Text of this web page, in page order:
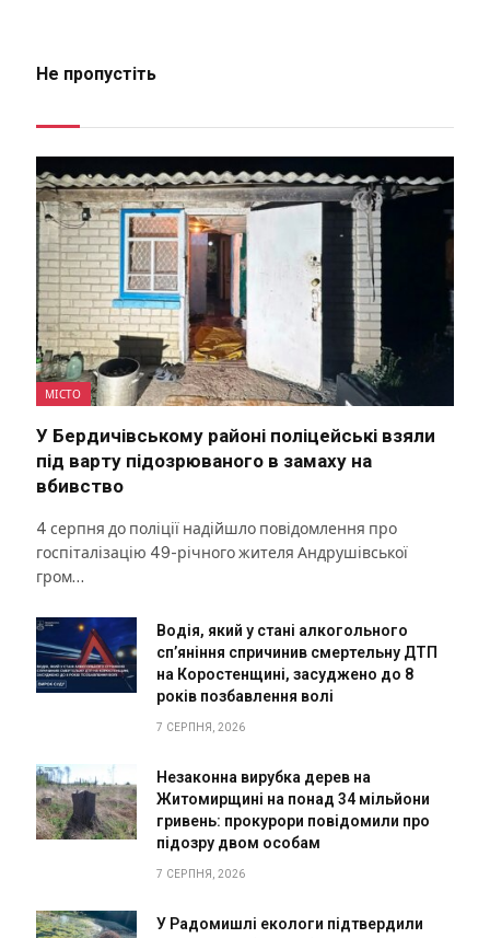
Не пропустіть
МІСТО
У Бердичівському районі поліцейські взяли
під варту підозрюваного в замаху на
вбивство
4 серпня до поліції надійшло повідомлення про
госпіталізацію 49-річного жителя Андрушівської
гром…
Водія, який у стані алкогольного
сп’яніння спричинив смертельну ДТП
на Коростенщині, засуджено до 8
років позбавлення волі
7 СЕРПНЯ, 2026
Незаконна вирубка дерев на
Житомирщині на понад 34 мільйони
гривень: прокурори повідомили про
підозру двом особам
7 СЕРПНЯ, 2026
У Радомишлі екологи підтвердили